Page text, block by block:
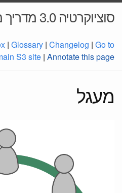
סוציוקרטיה 3.0 מדריך מעשי
| Glossary | Changelog | Go to
S3 site | Annotate this page
מעגל